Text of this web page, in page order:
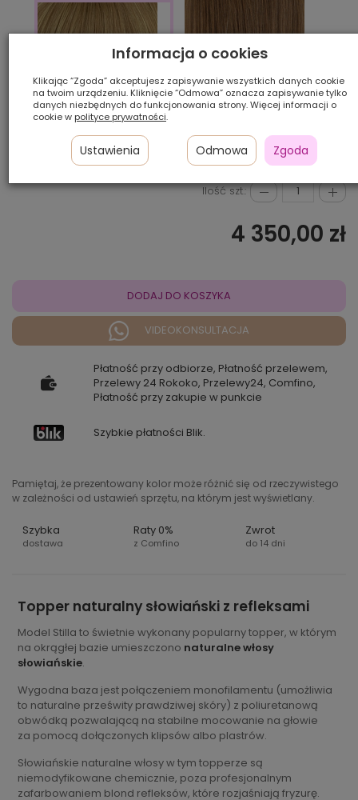
10+14/16H
8/12
Ilość szt.:
4 350,00 zł
DODAJ DO KOSZYKA
VIDEOKONSULTACJA
Płatność przy odbiorze, Płatność przelewem,
Przelewy 24 Rokoko, Przelewy24, Comfino,
Płatność przy zakupie w punkcie
Szybkie płatności Blik.
Pamiętaj, że prezentowany kolor może różnić się od rzeczywistego
w zależności od ustawień sprzętu, na którym jest wyświetlany.
Szybka
dostawa
Raty 0%
z Comfino
Zwrot
do 14 dni
Topper naturalny słowiański z refleksami
Model Stilla to świetnie wykonany popularny topper, w którym
na okrągłej bazie umieszczono naturalne włosy
słowiańskie.
Wygodna baza jest połączeniem monofilamentu (umożliwia
to naturalne prześwity prawdziwej skóry) z poliuretanową
obwódką pozwalającą na stabilne mocowanie na głowie
za pomocą dołączonych klipsów albo plastrów.
Słowiańskie naturalne włosy w tym topperze są
niemodyfikowane chemicznie, poza profesjonalnym
zafarbowaniem blond refleksów, które rozjaśniają fryzurę.
Informacja o cookies
Klikając “Zgoda” akceptujesz zapisywanie wszystkich danych cookie
na twoim urządzeniu. Kliknięcie “Odmowa” oznacza zapisywanie tylko
danych niezbędnych do funkcjonowania strony. Więcej informacji o
cookie w polityce prywatności.
Ustawienia Odmowa Zgoda